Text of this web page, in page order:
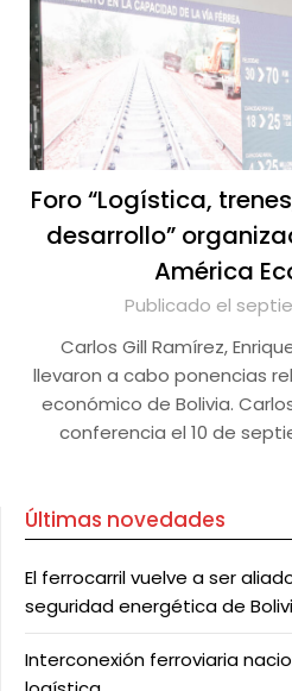
Foro “Logística,
desarrollo”
América
Publicado el
Carlos Gill Ramírez,
llevaron a cabo ponencias
económico de Bolivia.
conferencia el 10 de
Últimas novedades
El ferrocarril vuelve a ser
seguridad energética de
Interconexión ferroviaria